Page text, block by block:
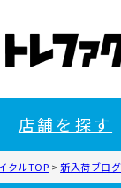
店舗を探す
クルTOP >新入荷ブロ